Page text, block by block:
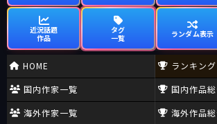
近況話題
作品
タグ
一覧
ランダム表示
HOME
国内作家一覧
海外作家一覧
ランキング
国内作品
海外作品